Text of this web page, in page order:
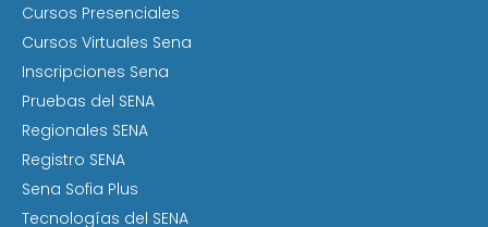
Cursos Presenciales
Cursos Virtuales Sena
Inscripciones Sena
Pruebas del SENA
Regionales SENA
Registro SENA
Sena Sofia Plus
Tecnologías del SENA